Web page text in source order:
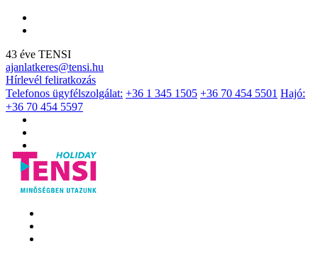
43 éve TENSI
ajanlatkeres@tensi.hu
Hírlevél feliratkozás
Telefonos ügyfélszolgálat: +36 1 345 1505 +36 70 454 5501 Hajó:
+36 70 454 5597